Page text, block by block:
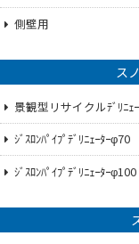
側壁用
ス
景観型リサイクルﾃﾞﾘﾆｪ
ｼﾞｽﾛﾝﾊﾟｲﾌﾟﾃﾞﾘﾆｪｰﾀｰφ70
ｼﾞｽﾛﾝﾊﾟｲﾌﾟﾃﾞﾘﾆｪｰﾀｰφ100